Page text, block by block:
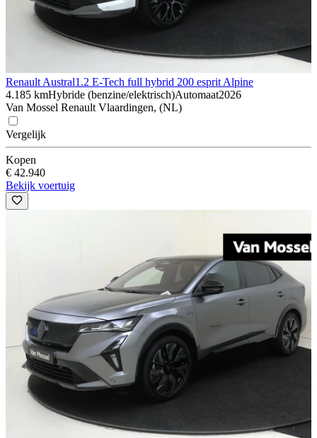
Renault Austral1.2 E-Tech full hybrid 200 esprit Alpine
4.185 kmHybride (benzine/elektrisch)Automaat2026
Van Mossel Renault Vlaardingen, (NL)
Vergelijk
Kopen
€ 42.940
Bekijk voertuig